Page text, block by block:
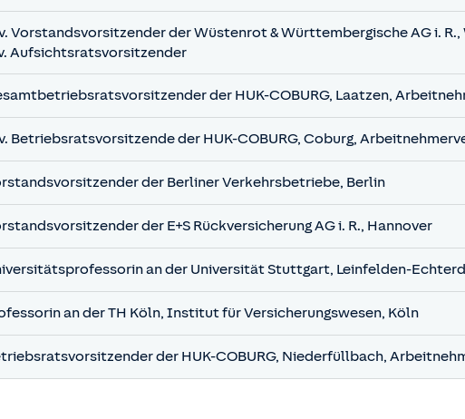
Vorstandsvorsitzender der Wüstenrot & Württembergische AG i. R.,
Aufsichtsratsvorsitzender
der HUK-COBURG, Laatzen,
Betriebsratsvorsitzende der HUK-COBURG, Coburg,
der Berliner Verkehrsbetriebe, Berlin
der E+S Rückversicherung AG i. R., Hannover
an der Universität Stuttgart, Leinfelden-
an der TH Köln, Institut für Versicherungswesen, Köln
der HUK-COBURG, Niederfüllbach,